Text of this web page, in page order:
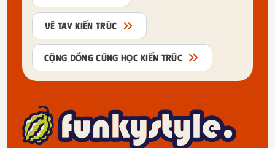
VẼ TAY KIẾN TRÚC
CỘNG ĐỒNG CÙNG HỌC KIẾN TRÚC